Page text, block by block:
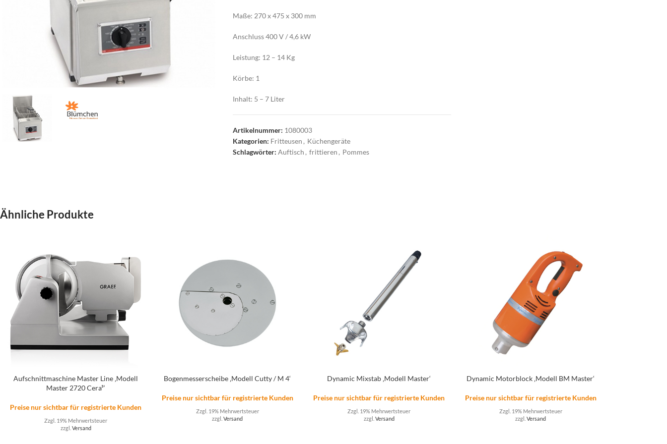
Maße: 270 x 475 x 300 mm
Anschluss 400 V / 4,6 kW
Leistung: 12 – 14 Kg
Körbe: 1
Inhalt: 5 – 7 Liter
Artikelnummer: 1080003
Kategorien: Fritteusen , Küchengeräte
Schlagwörter: Auftisch , frittieren , Pommes
Ähnliche Produkte
Aufschnittmaschine Master Line ‚Modell
Master 2720 Cera³‘
Preise nur sichtbar für registrierte Kunden
Zzgl. 19% Mehrwertsteuer
zzgl. Versand
Bogenmesserscheibe ‚Modell Cutty / M 4‘
Preise nur sichtbar für registrierte Kunden
Zzgl. 19% Mehrwertsteuer
zzgl.Versand
Dynamic Mixstab ‚Modell Master‘
Preise nur sichtbar für registrierte Kunden
Zzgl. 19% Mehrwertsteuer
zzgl. Versand
Dynamic Motorblock ‚Modell BM Master‘
Preise nur sichtbar für registrierte Kunden
Zzgl. 19% Mehrwertsteuer
zzgl.Versand